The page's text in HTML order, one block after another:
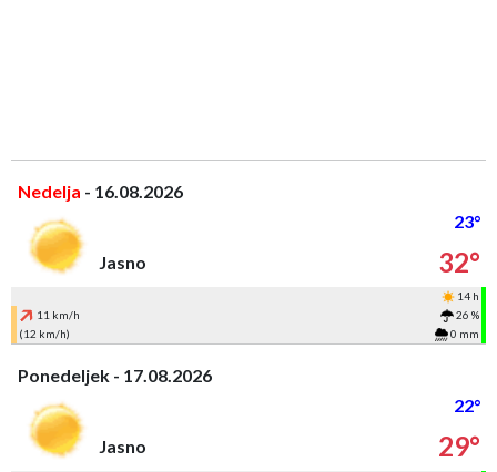
Nedelja - 16.08.2026
23°
Jasno
32°
14 h
11 km/h
26 %
(12 km/h)
0 mm
Ponedeljek - 17.08.2026
22°
Jasno
29°